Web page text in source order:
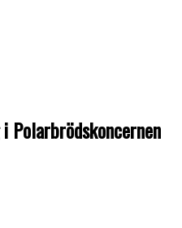
Polarbrödskoncernen